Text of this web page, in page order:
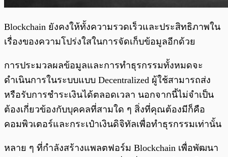
Blockchain ยังคงให้ทั้งความรวดเร็วและประสิทธิภาพใน
เรื่องของความโปร่งใสในการจัดเก็บข้อมูลอีกด้วย
การประมวลผลข้อมูลและการทำธุรกรรมทั้งหมดจะ
ดำเนินการในระบบแบบ Decentralized ผู้ใช้สามารถส่ง
หรือรับการชำระเงินได้ตลอดเวลา นอกจากนี้ไม่จำเป็น
ต้องเกี่ยวข้องกับบุคคลที่สามใด ๆ สิ่งที่คุณต้องมีก็คือ
คอมพิวเตอร์และกระเป๋าเงินดิจิทัลเพื่อทำธุรกรรมเท่านั้น
หลาย ๆ ที่กำลังสร้างแพลตฟอร์ม Blockchain เพื่อพัฒนา